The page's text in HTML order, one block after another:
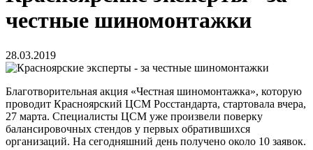
честные шиномонтажки
28.03.2019
Благотворительная акция «Честная шиномонтажка», которую
проводит Красноярский ЦСМ Росстандарта, стартовала вчера,
27 марта. Специалисты ЦСМ уже произвели поверку
балансировочных стендов у первых обратившихся
организаций. На сегодняшний день получено около 10 заявок.